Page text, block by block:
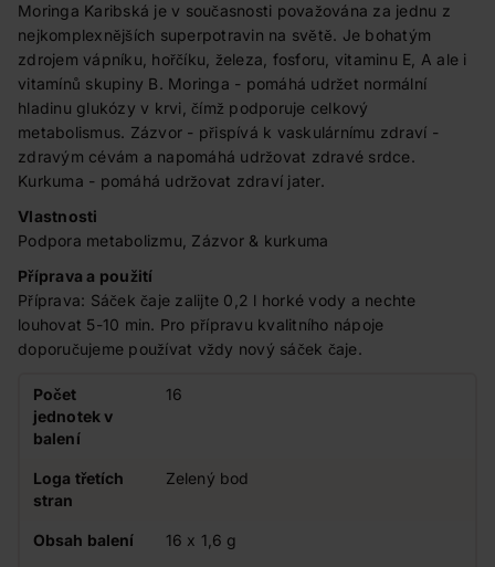
Moringa Karibská je v současnosti považována za jednu z
nejkomplexnějších superpotravin na světě. Je bohatým
zdrojem vápníku, hořčíku, železa, fosforu, vitaminu E, A ale i
vitamínů skupiny B. Moringa - pomáhá udržet normální
hladinu glukózy v krvi, čímž podporuje celkový
metabolismus. Zázvor - přispívá k vaskulárnímu zdraví -
zdravým cévám a napomáhá udržovat zdravé srdce.
Kurkuma - pomáhá udržovat zdraví jater.
Vlastnosti
Podpora metabolizmu, Zázvor & kurkuma
Příprava a použití
Příprava: Sáček čaje zalijte 0,2 l horké vody a nechte
louhovat 5-10 min. Pro přípravu kvalitního nápoje
doporučujeme používat vždy nový sáček čaje.
Počet
jednotek v
balení
16
Loga třetích
stran
Zelený bod
Obsah balení 16 x 1,6 g